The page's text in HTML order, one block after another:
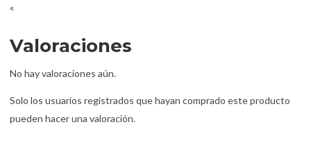
«
Valoraciones
No hay valoraciones aún.
Solo los usuarios registrados que hayan comprado este producto
pueden hacer una valoración.